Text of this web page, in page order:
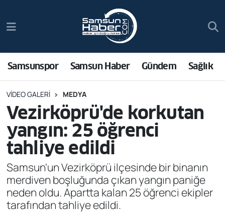
Samsunspor Samsun Haber Gündem Sağlık
VIDEO GALERI MEDYA
Vezirköprü'de korkutan
yangın: 25 öğrenci
tahliye edildi
Samsun'un Vezirköprü ilçesinde bir binanın
merdiven boşluğunda çıkan yangın paniğe
neden oldu. Apartta kalan 25 öğrenci ekipler
tarafından tahliye edildi.
Samsun Haber
Sağlık
Asayiş
Bilim ve Teknoloji
Bölge
Dünya
Trafik Durumu
Süper Lig Puan Durumu ve Fikstür
Tüm Manşetler
Son Dakika Haberleri
Haber Arşivi